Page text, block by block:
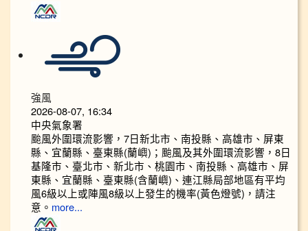
強風
2026-08-07, 16:34
中央氣象署
颱風外圍環流影響，7日新北市、南投縣、高雄市、屏東
縣、宜蘭縣、臺東縣(蘭嶼)；颱風及其外圍環流影響，8日
基隆市、臺北市、新北市、桃園市、南投縣、高雄市、屏
東縣、宜蘭縣、臺東縣(含蘭嶼)、連江縣局部地區有平均
風6級以上或陣風8級以上發生的機率(黃色燈號)，請注
意。 more...